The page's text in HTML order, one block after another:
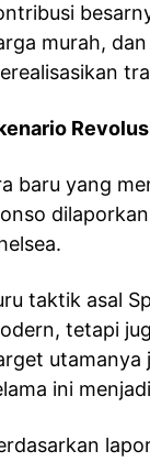
murah,
baru yang
taktik asal
tetapi
utamanya
ini